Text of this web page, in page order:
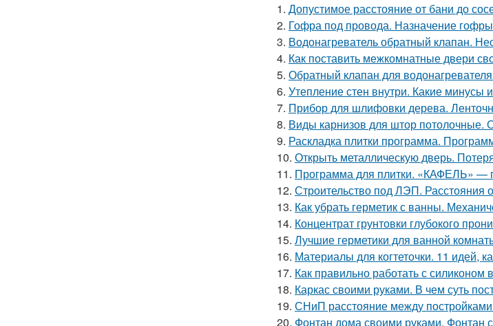
1. Допустимое расстояние от бани до
2. Гофра под провода. Назначение гофры
3. Водонагреватель обратный клапан.
4. Как поставить межкомнатные двери
5. Обратный клапан для
6. Утепление стен внутри. Какие минусы
7. Прибор для шлифовки дерева.
8. Виды карнизов для штор потолочные.
9. Раскладка плитки программа.
10. Открыть металлическую дверь.
11. Программа для плитки. «КАФЕЛЬ» —
12. Строительство под ЛЭП. Расстояния
13. Как убрать герметик с ванны.
14. Концентрат грунтовки глубокого
15. Лучшие герметики для ванной
16. Материалы для когтеточки. 11 идей,
17. Как правильно работать с силиконом
18. Каркас своими руками. В чем суть
19. СНиП расстояние между
20. Фонтан дома своими руками. Фонтан